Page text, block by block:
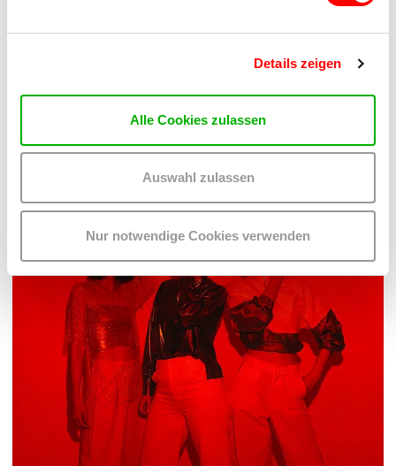
Details zeigen
Alle Cookies zulassen
Auswahl zulassen
Nur notwendige Cookies verwenden
PLATZKONZERTE 2026
20.30
MEHR LESEN